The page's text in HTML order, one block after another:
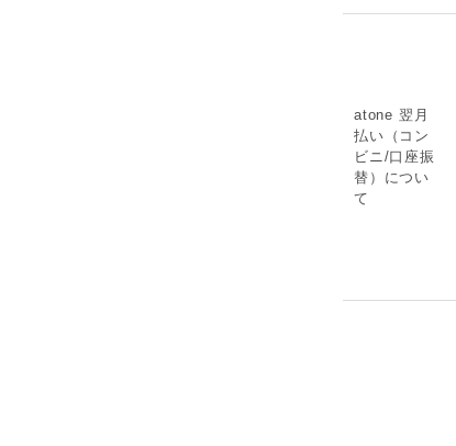
atone 翌月
払い（コン
ビニ/口座振
替）につい
て